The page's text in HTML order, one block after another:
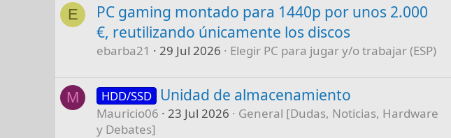
E
PC gaming montado para 1440p por unos 2.000
€, reutilizando únicamente los discos
ebarba21 29 Jul 2026 Elegir PC para jugar y/o trabajar (ESP)
M HDD/SSD Unidad de almacenamiento
Mauricio06 23 Jul 2026
General [Dudas, Noticias, Hardware
y Debates]